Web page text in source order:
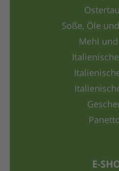
Soße, Öle
Mehl und
E-